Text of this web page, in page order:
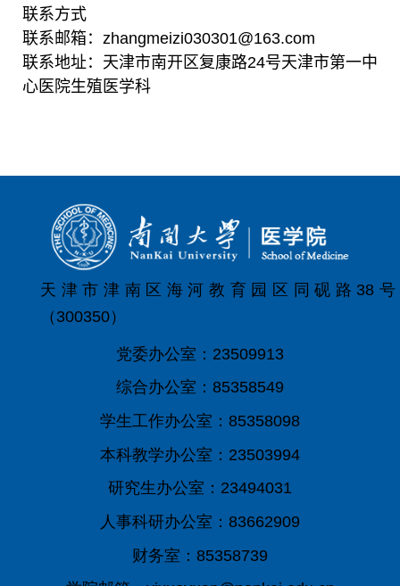
联系方式
联系邮箱： zhangmeizi030301@163.com
联系地址：天津市南开区复康路24号天津市第一中
心医院生殖医学科
天津市津南区海河教育园区同砚路38号
（300350）
党委办公室：23509913
综合办公室：85358549
学生工作办公室：85358098
本科教学办公室：23503994
研究生办公室：23494031
人事科研办公室：83662909
财务室：85358739